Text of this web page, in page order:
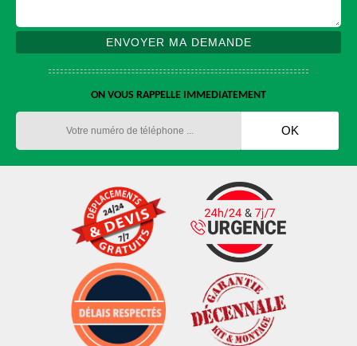
ON VOUS RAPPELLE IMMEDIATEMENT